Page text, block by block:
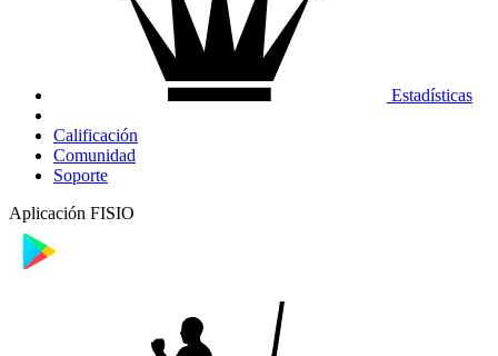
Estadísticas
Calificación
Comunidad
Soporte
Aplicación FISIO